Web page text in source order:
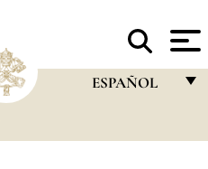
ESPAÑOL